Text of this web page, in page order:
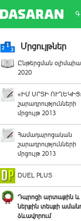
Մրցույթներ
Ընթերցման
2020
«ԻՄ ՍՐՏԻ
շարադրությունների
մրցույթ 2013
Համադպրոցական
շարադրությունների
մրցույթ 2013
DUEL PLUS
Դպրոցի արտաքին և
ներքին տեսքի
ձևավորում